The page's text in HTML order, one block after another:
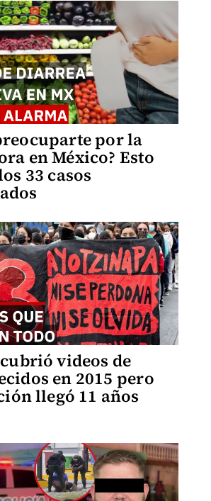
por la
en México? Esto
33 casos
videos de
en 2015 pero
llegó 11 años